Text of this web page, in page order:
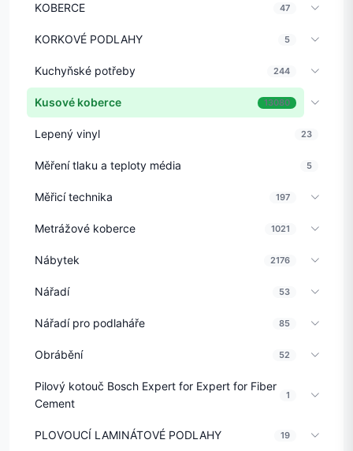
KOBERCE 47
KORKOVÉ PODLAHY 5
Kuchyňské potřeby 244
Kusové koberce 13080
Lepený vinyl 23
Měření tlaku a teploty média 5
Měřicí technika 197
Metrážové koberce 1021
Nábytek 2176
Nářadí 53
Nářadí pro podlaháře 85
Obrábění 52
Pilový kotouč Bosch Expert for Expert for Fiber
Cement
1
PLOVOUCÍ LAMINÁTOVÉ PODLAHY 19